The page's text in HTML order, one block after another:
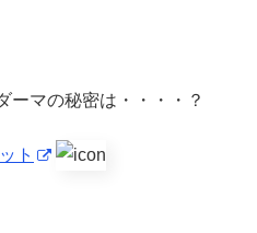
ーマの秘密は・・・・？
ト